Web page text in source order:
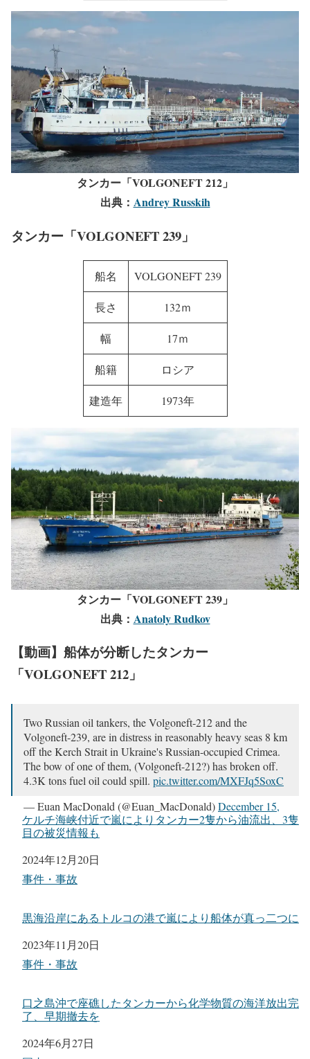
タンカー「VOLGONEFT 212」
出典： Andrey Russkih
タンカー「VOLGONEFT 239」
船名 VOLGONEFT 239
長さ 132ｍ
幅 17ｍ
船籍 ロシア
建造年 1973年
タンカー「VOLGONEFT 239」
出典： Anatoly Rudkov
【動画】船体が分断したタンカー
「VOLGONEFT 212」
Two Russian oil tankers, the Volgoneft-212 and the
Volgoneft-239, are in distress in reasonably heavy seas 8 km
off the Kerch Strait in Ukraine's Russian-occupied Crimea.
The bow of one of them, (Volgoneft-212?) has broken off.
4.3K tons fuel oil could spill. pic.twitter.com/MXFJq5SoxC
— Euan MacDonald (@Euan_MacDonald)December 15,
2024
ケルチ海峡付近で嵐によりタンカー2隻から油流出、3隻
目の被災情報も
日付
2024年12月20日
関連理由
事件・事故
黒海沿岸にあるトルコの港で嵐により船体が真っ二つに
日付
2023年11月20日
関連理由
事件・事故
口之島沖で座礁したタンカーから化学物質の海洋放出完
了、早期撤去を
日付
2024年6月27日